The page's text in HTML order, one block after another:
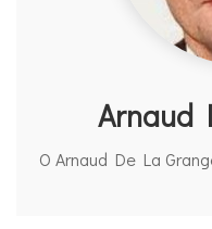
Arnaud
O Arnaud De La